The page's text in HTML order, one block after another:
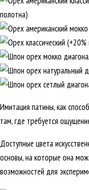
Имитация патины, как
там, где требуется
Доступные цвета
основы, на которые она
возможностей для